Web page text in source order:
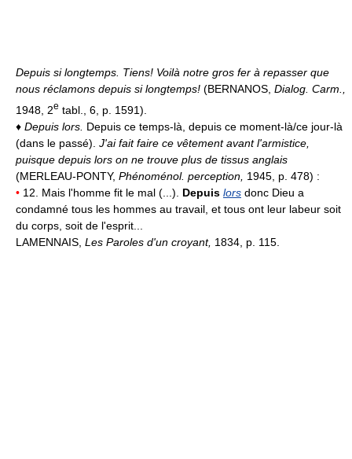
Depuis si longtemps. Tiens! Voilà notre gros fer à repasser que
nous réclamons depuis si longtemps! (BERNANOS, Dialog. Carm.,
1948, 2e tabl., 6, p. 1591).
♦ Depuis lors. Depuis ce temps-là, depuis ce moment-là/ce jour-là
(dans le passé). J'ai fait faire ce vêtement avant l'armistice,
puisque depuis lors on ne trouve plus de tissus anglais
(MERLEAU-PONTY, Phénoménol. perception, 1945, p. 478) :
• 12. Mais l'homme fit le mal (...). Depuis lors donc Dieu a
condamné tous les hommes au travail, et tous ont leur labeur soit
du corps, soit de l'esprit...
LAMENNAIS, Les Paroles d'un croyant, 1834, p. 115.